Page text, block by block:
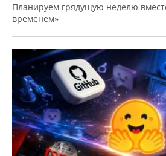
Планируем грядущую неделю
временем»